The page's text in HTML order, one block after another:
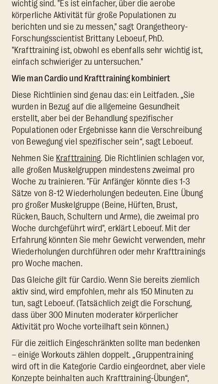
wichtig sind. "Es ist einfacher, über die aerobe
körperliche Aktivität für große Populationen zu
berichten und sie zu messen," sagt Orangetheory-
Forschungsscientist Brittany Leboeuf, PhD.
"Krafttraining ist, obwohl es ebenfalls sehr wichtig ist,
einfach schwieriger zu untersuchen."
Wie man Cardio und Krafttraining kombiniert
Diese Richtlinien sind genau das: ein Leitfaden. „Sie
wurden in Bezug auf die allgemeine Gesundheit
erstellt, aber bei der Behandlung spezifischer
Populationen oder Ergebnisse kann die Verschreibung
von Bewegung viel spezifischer sein“, sagt Leboeuf.
Nehmen Sie Krafttraining. Die Richtlinien schlagen vor,
alle großen Muskelgruppen mindestens zweimal pro
Woche zu trainieren. "Für Anfänger könnte dies 1-3
Sätze von 8-12 Wiederholungen bedeuten. Eine Übung
pro großer Muskelgruppe (Beine, Hüften, Brust,
Rücken, Bauch, Schultern und Arme), die zweimal pro
Woche durchgeführt wird", erklärt Leboeuf. Mit der
Erfahrung könnten Sie mehr Gewicht verwenden, mehr
Wiederholungen durchführen oder mehr Krafttrainings
pro Woche machen.
Das Gleiche gilt für Cardio. Wenn Sie bereits ziemlich
aktiv sind, wird empfohlen, mehr als 150 Minuten zu
tun, sagt Leboeuf. (Tatsächlich zeigt die Forschung,
dass über 300 Minuten moderater körperlicher
Aktivität pro Woche vorteilhaft sein können.)
Für die zeitlich Eingeschränkten sollte man bedenken
– einige Workouts zählen doppelt. „Gruppentraining
wird oft in die Kategorie Cardio eingeordnet, aber viele
Konzepte beinhalten auch Krafttraining-Übungen“,